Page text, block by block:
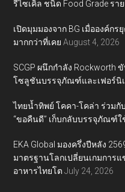
เปิดมุมมองจาก BG เมื่อองค์กร
มากกว่าที่เคย August 4, 2026
SCGP ผนึกกำลัง
โซลูชันบรรจุภัณฑ์และเฟอร์นิเ
ไทยน้ำทิพย์ โคคา-โคล่า ร่วมกั
“ขอคืนดี” เก็บกลับบรรจุภัณฑ์ใ
EKA Global มองครึ่งปีหลัง
มาตรฐานโลกเปลี่ยนเกมการ
อาหารไทยโต July 24, 2026